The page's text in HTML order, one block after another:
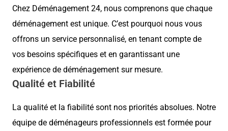
Chez Déménagement 24, nous comprenons que chaque
déménagement est unique. C’est pourquoi nous vous
offrons un service personnalisé, en tenant compte de
vos besoins spécifiques et en garantissant une
expérience de déménagement sur mesure.
Qualité et Fiabilité
La qualité et la fiabilité sont nos priorités absolues. Notre
équipe de déménageurs professionnels est formée pour